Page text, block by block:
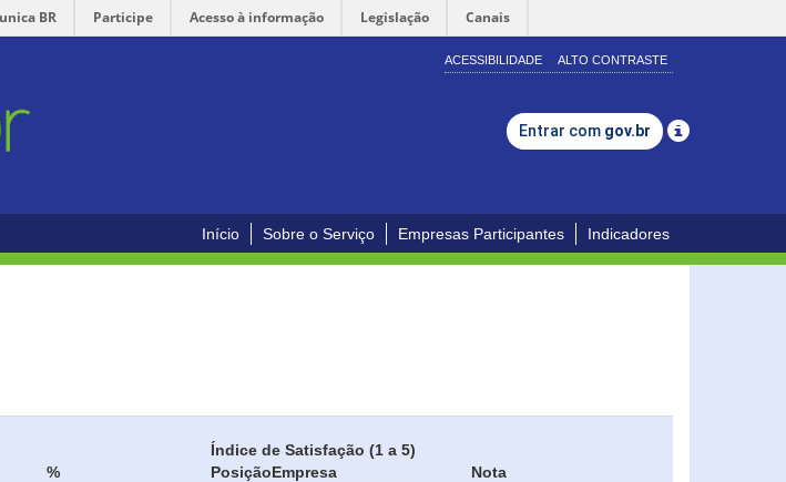
BR Participe Acesso à informação Legislação Canais
ACESSIBILIDADE ALTO CONTRASTE
Entrar com gov.br
Início Sobre o Serviço Empresas Participantes Indicadores
%
Índice de Satisfação (1 a 5)
PosiçãoEmpresa
Nota